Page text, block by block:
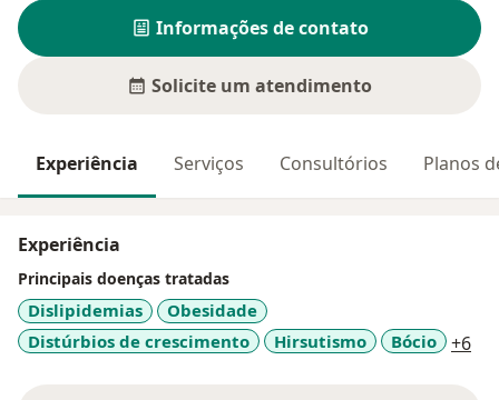
Informações de contato
Solicite um atendimento
Experiência Serviços Consultórios Planos
Experiência
Principais doenças tratadas
Dislipidemias
Obesidade
Distúrbios de crescimento
Hirsutismo Bócio +6